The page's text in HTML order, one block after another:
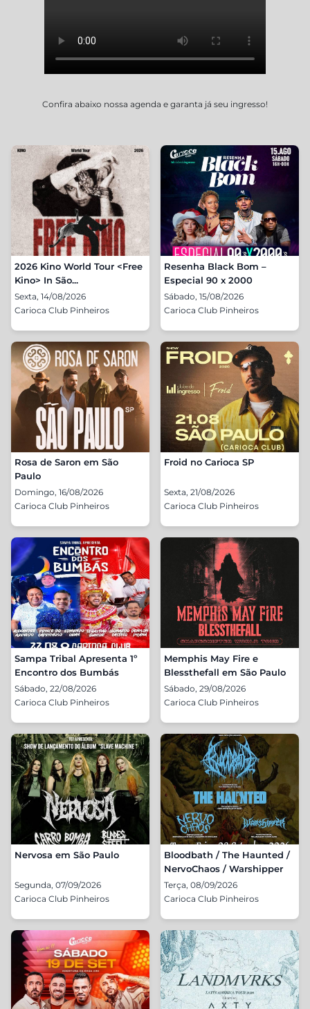
Confira abaixo nossa agenda e garanta já seu ingresso!
2026 Kino World Tour <Free
Kino> In São...
Sexta, 14/08/2026
Carioca Club Pinheiros
Resenha Black Bom –
Especial 90 x 2000
Sábado, 15/08/2026
Carioca Club Pinheiros
Rosa de Saron em São
Paulo
Domingo, 16/08/2026
Carioca Club Pinheiros
Froid no Carioca SP
Sexta, 21/08/2026
Carioca Club Pinheiros
Sampa Tribal Apresenta 1º
Encontro dos Bumbás
Sábado, 22/08/2026
Carioca Club Pinheiros
Memphis May Fire e
Blessthefall em São Paulo
Sábado, 29/08/2026
Carioca Club Pinheiros
Nervosa em São Paulo
Segunda, 07/09/2026
Carioca Club Pinheiros
Bloodbath / The Haunted /
NervoChaos / Warshipper
Terça, 08/09/2026
Carioca Club Pinheiros